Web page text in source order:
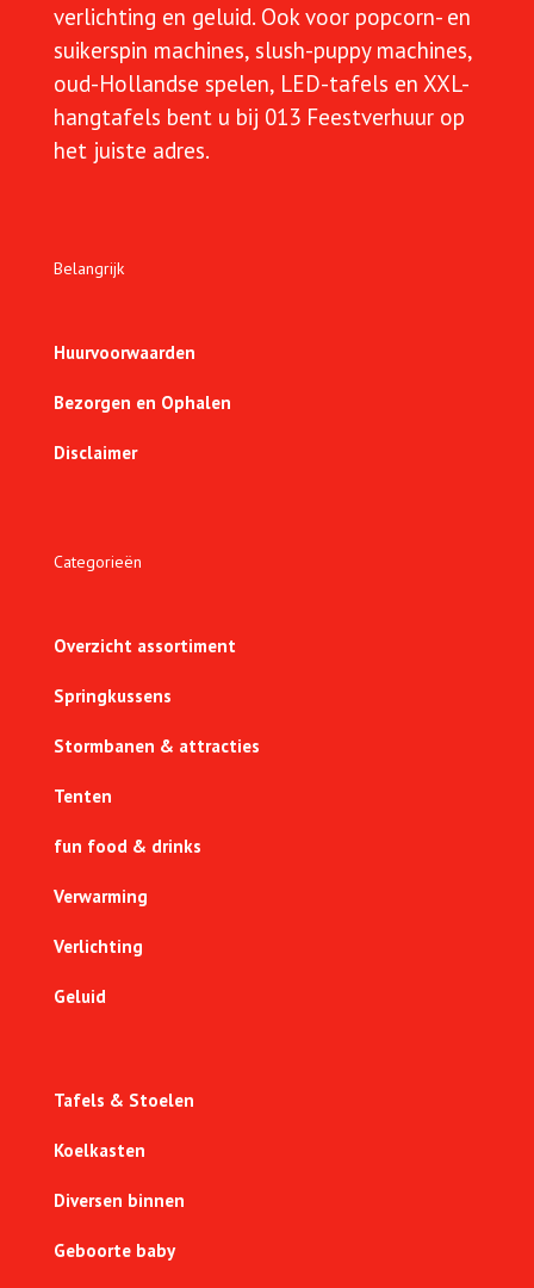
verlichting en geluid. Ook voor popcorn- en
suikerspin machines, slush-puppy machines,
oud-Hollandse spelen, LED-tafels en XXL-
hangtafels bent u bij 013 Feestverhuur op
het juiste adres.
Belangrijk
Huurvoorwaarden
Bezorgen en Ophalen
Disclaimer
Categorieën
Overzicht assortiment
Springkussens
Stormbanen & attracties
Tenten
fun food & drinks
Verwarming
Verlichting
Geluid
Tafels & Stoelen
Koelkasten
Diversen binnen
Geboorte baby